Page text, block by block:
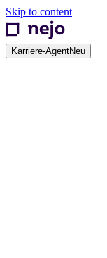
Skip to content
Karriere-AgentNeu